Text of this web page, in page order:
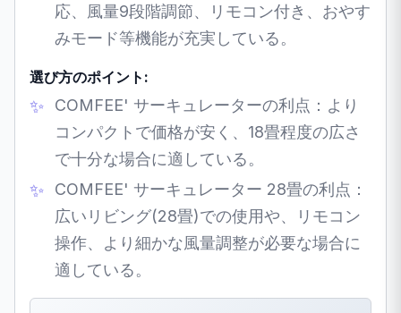
応、風量9段階調節、リモコン付き、おやす
みモード等機能が充実している。
選び方のポイント:
COMFEE' サーキュレーターの利点：より
コンパクトで価格が安く、18畳程度の広さ
で十分な場合に適している。
COMFEE' サーキュレーター 28畳の利点：
広いリビング(28畳)での使用や、リモコン
操作、より細かな風量調整が必要な場合に
適している。